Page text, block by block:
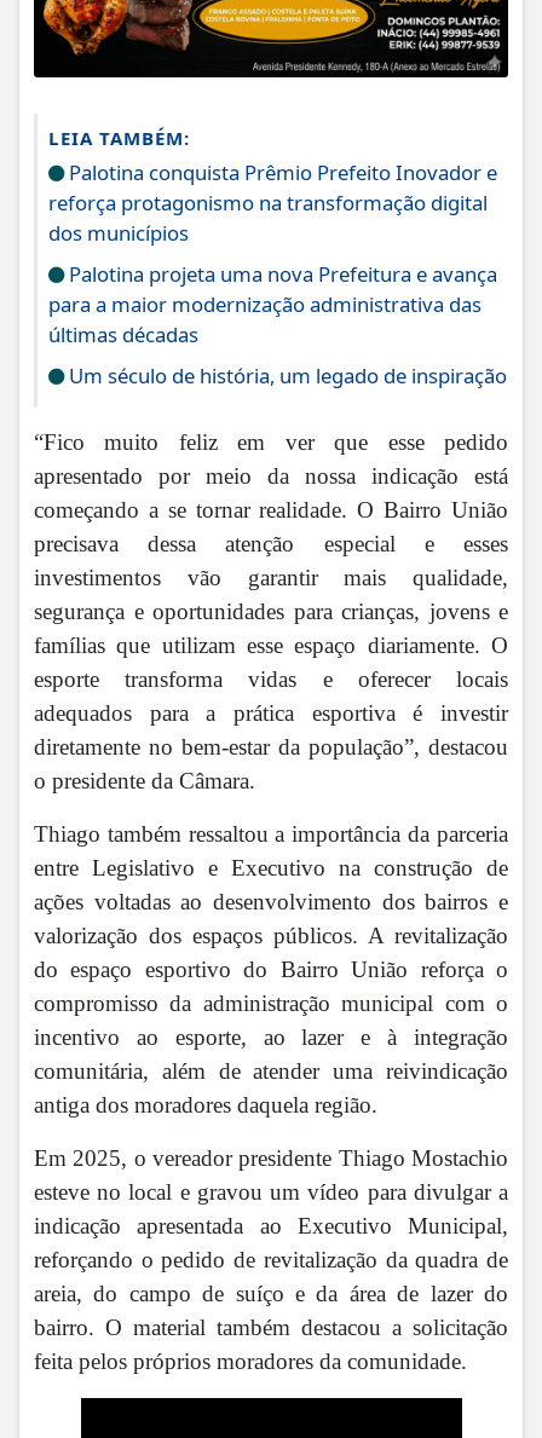
LEIA TAMBÉM:
Palotina conquista Prêmio Prefeito Inovador e
reforça protagonismo na transformação digital
dos municípios
Palotina projeta uma nova Prefeitura e avança
para a maior modernização administrativa das
últimas décadas
Um século de história, um legado de inspiração
“Fico muito feliz em ver que esse pedido
apresentado por meio da nossa indicação está
começando a se tornar realidade. O Bairro União
precisava dessa atenção especial e esses
investimentos vão garantir mais qualidade,
segurança e oportunidades para crianças, jovens e
famílias que utilizam esse espaço diariamente. O
esporte transforma vidas e oferecer locais
adequados para a prática esportiva é investir
diretamente no bem-estar da população”, destacou
o presidente da Câmara.
Thiago também ressaltou a importância da parceria
entre Legislativo e Executivo na construção de
ações voltadas ao desenvolvimento dos bairros e
valorização dos espaços públicos. A revitalização
do espaço esportivo do Bairro União reforça o
compromisso da administração municipal com o
incentivo ao esporte, ao lazer e à integração
comunitária, além de atender uma reivindicação
antiga dos moradores daquela região.
Em 2025, o vereador presidente Thiago Mostachio
esteve no local e gravou um vídeo para divulgar a
indicação apresentada ao Executivo Municipal,
reforçando o pedido de revitalização da quadra de
areia, do campo de suíço e da área de lazer do
bairro. O material também destacou a solicitação
feita pelos próprios moradores da comunidade.